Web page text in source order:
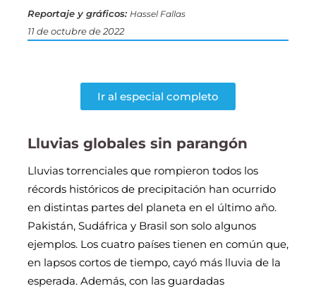
Reportaje y gráficos: Hassel Fallas
11 de octubre de 2022
Ir al especial completo
Lluvias globales sin parangón
Lluvias torrenciales que rompieron todos los
récords históricos de precipitación han ocurrido
en distintas partes del planeta en el último año.
Pakistán, Sudáfrica y Brasil son solo algunos
ejemplos. Los cuatro países tienen en común que,
en lapsos cortos de tiempo, cayó más lluvia de la
esperada. Además, con las guardadas